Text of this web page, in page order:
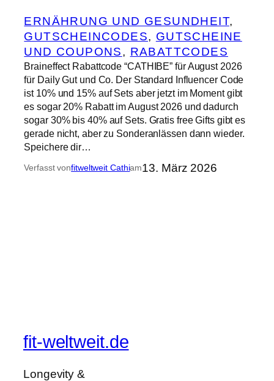
ERNÄHRUNG UND GESUNDHEIT
GUTSCHEINCODES, GUTSCHEINE
UND COUPONS, RABATTCODES
Braineffect Rabattcode “CATHIBE” für August 2026
für Daily Gut und Co. Der Standard Influencer Code
ist 10% und 15% auf Sets aber jetzt im Moment gibt
es sogar 20% Rabatt im August 2026 und dadurch
sogar 30% bis 40% auf Sets. Gratis free Gifts gibt es
gerade nicht, aber zu Sonderanlässen dann wieder.
Speichere dir…
Verfasst vonfitweltweit Cathiam13. März 2026
fit-weltweit.de
Longevity &